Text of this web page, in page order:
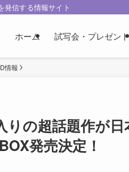
発信する情報サイト
ホーム 試写会・プレゼント
情報
の超話題作が
発売決定！